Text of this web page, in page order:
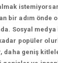
bir adım
Sosyal
popüler
geniş